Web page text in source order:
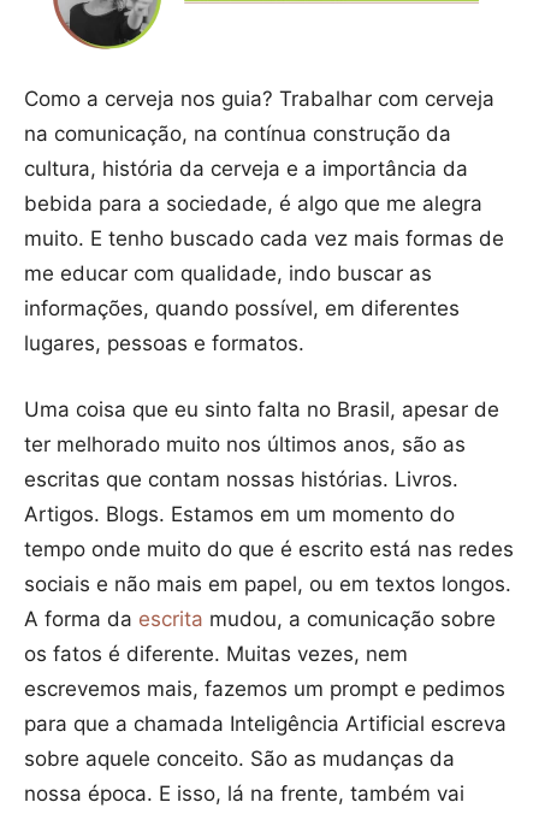
Como a cerveja nos guia? Trabalhar com cerveja
na comunicação, na contínua construção da
cultura, história da cerveja e a importância da
bebida para a sociedade, é algo que me alegra
muito. E tenho buscado cada vez mais formas de
me educar com qualidade, indo buscar as
informações, quando possível, em diferentes
lugares, pessoas e formatos.
Uma coisa que eu sinto falta no Brasil, apesar de
ter melhorado muito nos últimos anos, são as
escritas que contam nossas histórias. Livros.
Artigos. Blogs. Estamos em um momento do
tempo onde muito do que é escrito está nas redes
sociais e não mais em papel, ou em textos longos.
A forma da escrita mudou, a comunicação sobre
os fatos é diferente. Muitas vezes, nem
escrevemos mais, fazemos um prompt e pedimos
para que a chamada Inteligência Artificial escreva
sobre aquele conceito. São as mudanças da
nossa época. E isso, lá na frente, também vai